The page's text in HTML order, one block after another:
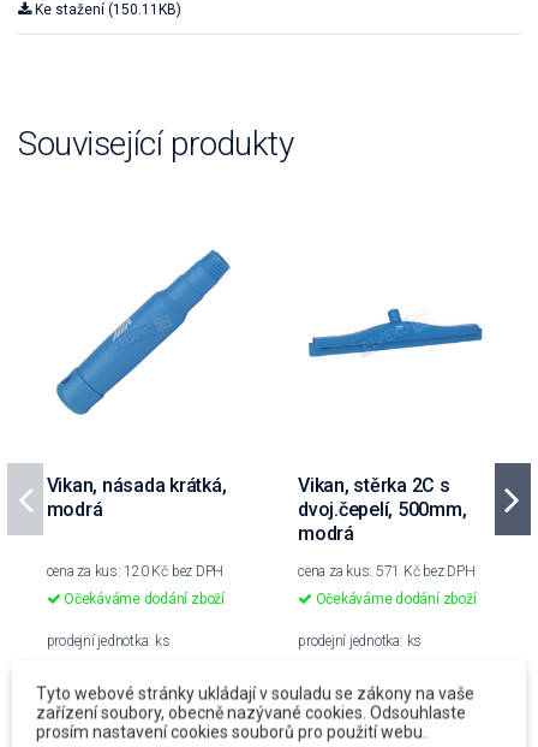
Ke stažení (150.11KB)
Související produkty
Vikan, násada krátká,
modrá
cena za kus: 120 Kč bez DPH
Očekáváme dodání zboží
prodejní jednotka: ks
145,20 KčS DPH
Vikan, stěrka 2C s
dvoj.čepelí, 500mm,
modrá
cena za kus: 571 Kč bez DPH
Očekáváme dodání zboží
prodejní jednotka: ks
690,91 Kč S DPH
Tyto webové stránky ukládají v souladu se zákony na vaše
zařízení soubory, obecně nazývané cookies. Odsouhlaste
prosím nastavení cookies souborů pro použití webu.